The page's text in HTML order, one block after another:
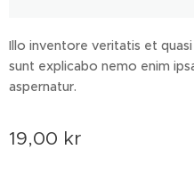
Illo inventore veritatis et
sunt explicabo nemo enim
aspernatur.
19,00 kr